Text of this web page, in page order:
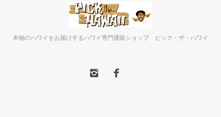
本物のハワイをお届けするハワイ専門通販ショップ ピック・ザ・ハワイ